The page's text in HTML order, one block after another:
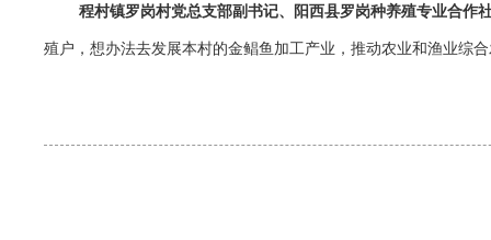
程村镇罗岗村党总支部副书记、阳西县罗岗种养殖专业合作
殖户，想办法去发展本村的金鲳鱼加工产业，推动农业和渔业综